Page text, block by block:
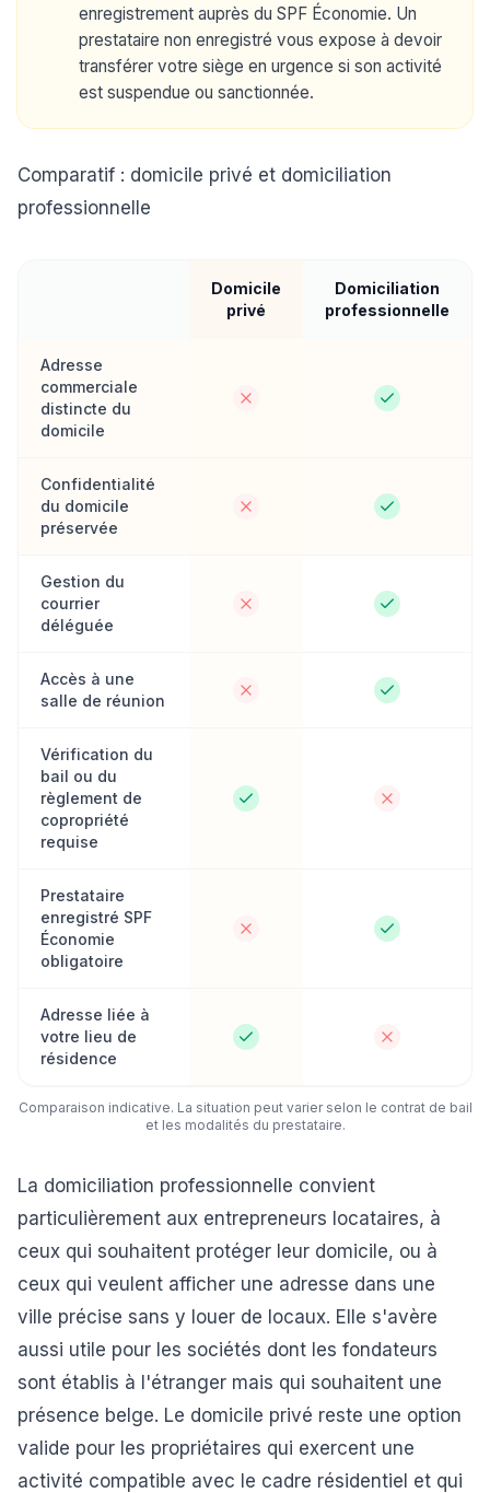
enregistrement auprès du SPF Économie. Un
prestataire non enregistré vous expose à devoir
transférer votre siège en urgence si son activité
est suspendue ou sanctionnée.
Comparatif : domicile privé et domiciliation
professionnelle
Domicile
privé
Domiciliation
professionnelle
Adresse
commerciale
distincte du
domicile
Confidentialité
du domicile
préservée
Gestion du
courrier
déléguée
Accès à une
salle de réunion
Vérification du
bail ou du
règlement de
copropriété
requise
Prestataire
enregistré SPF
Économie
obligatoire
Adresse liée à
votre lieu de
résidence
Comparaison indicative. La situation peut varier selon le contrat de bail
et les modalités du prestataire.
La domiciliation professionnelle convient
particulièrement aux entrepreneurs locataires, à
ceux qui souhaitent protéger leur domicile, ou à
ceux qui veulent afficher une adresse dans une
ville précise sans y louer de locaux. Elle s'avère
aussi utile pour les sociétés dont les fondateurs
sont établis à l'étranger mais qui souhaitent une
présence belge. Le domicile privé reste une option
valide pour les propriétaires qui exercent une
activité compatible avec le cadre résidentiel et qui